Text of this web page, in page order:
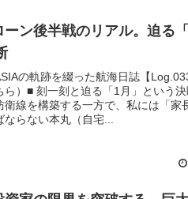
ン後半戦のリアル。迫る
の軌跡を綴った航海日誌【
ら）■ 刻一刻と迫る「1月」という
衛線を構築する一方で、私には「家
らない本丸（自宅...